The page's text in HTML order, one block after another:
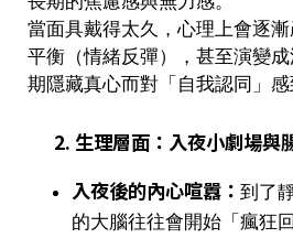
當面具戴得太久，心理上會逐
平衡（情緒反彈），甚至演變
期隱藏真心而對「自我認同」感
2. 生理層面：入夜小劇場與
入夜後的內心喧囂： 到了
的大腦往往會開始「瘋狂